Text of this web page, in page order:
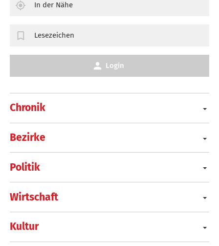
Chronik
Bezirke
Politik
Wirtschaft
Kultur
In der Nähe
Lesezeichen
Login